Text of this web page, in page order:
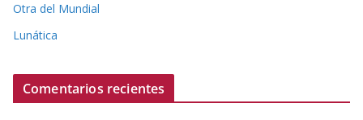
Otra del Mundial
Lunática
Comentarios recientes